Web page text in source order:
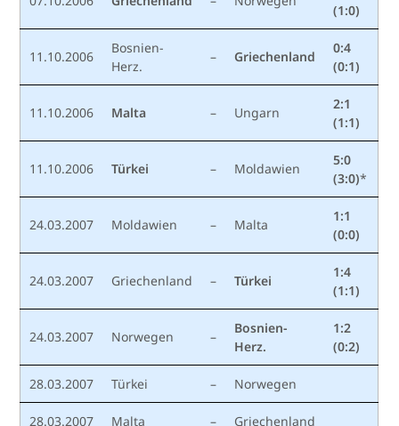
(1:0)
11.10.2006
Bosnien-
Herz.
– Griechenland
0:4
(0:1)
11.10.2006 Malta – Ungarn
2:1
(1:1)
11.10.2006 Türkei – Moldawien
5:0
(3:0)*
24.03.2007 Moldawien – Malta
1:1
(0:0)
24.03.2007 Griechenland – Türkei
1:4
(1:1)
24.03.2007 Norwegen –
Bosnien-
Herz.
1:2
(0:2)
28.03.2007 Türkei – Norwegen
28.03.2007 Malta – Griechenland